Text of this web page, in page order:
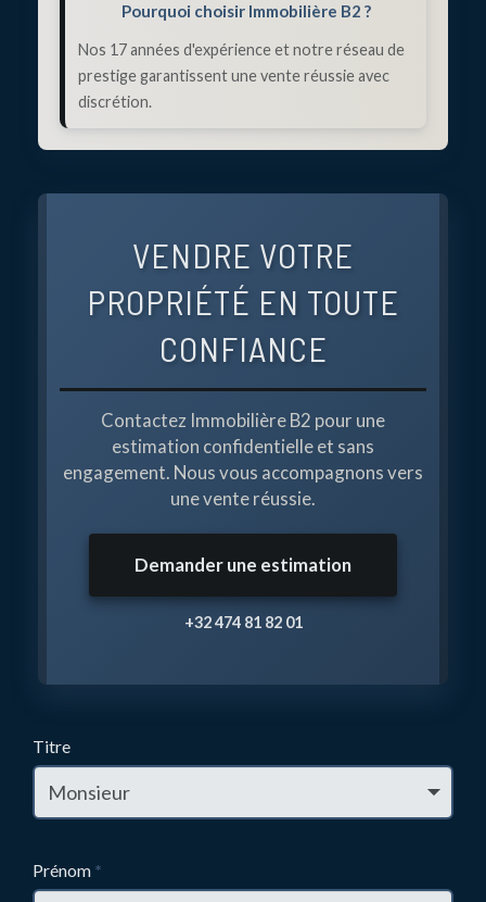
Pourquoi choisir Immobilière B2 ?
Nos 17 années d'expérience et notre réseau de
prestige garantissent une vente réussie avec
discrétion.
VENDRE VOTRE
PROPRIÉTÉ EN TOUTE
CONFIANCE
Contactez Immobilière B2 pour une
estimation confidentielle et sans
engagement. Nous vous accompagnons vers
une vente réussie.
Demander une estimation
+32 474 81 82 01
Titre
Prénom *